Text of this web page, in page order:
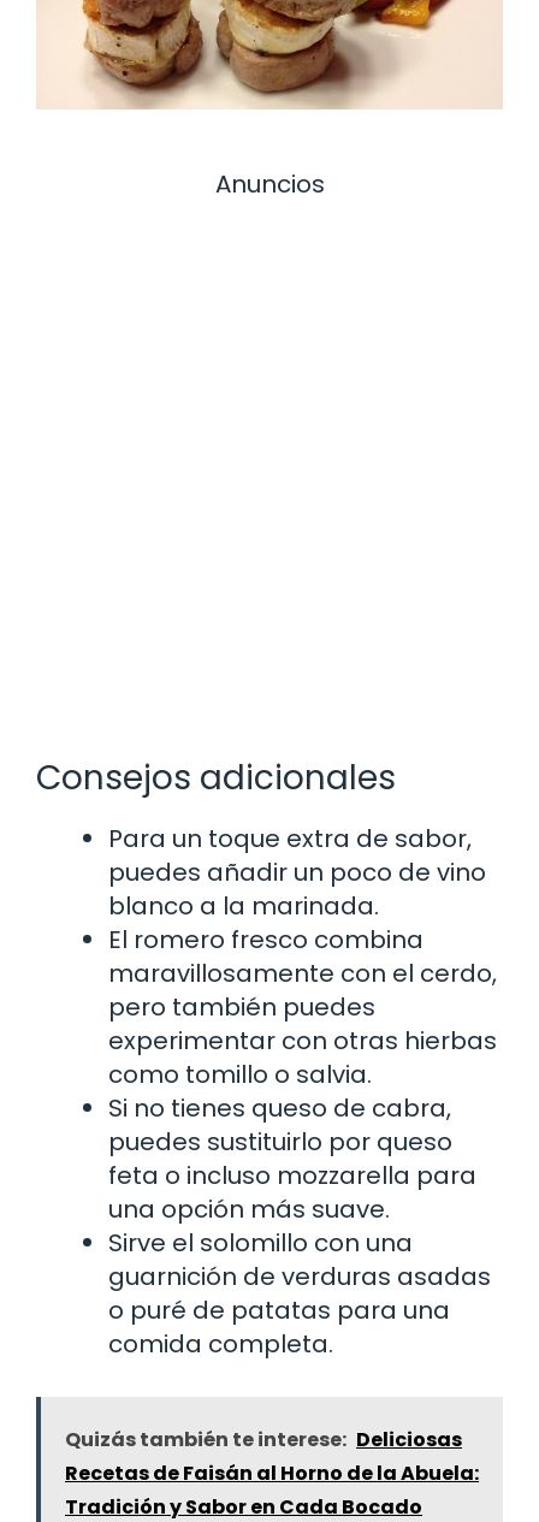
Anuncios
Consejos adicionales
Para un toque extra de sabor,
puedes añadir un poco de vino
blanco a la marinada.
El romero fresco combina
maravillosamente con el cerdo,
pero también puedes
experimentar con otras hierbas
como tomillo o salvia.
Si no tienes queso de cabra,
puedes sustituirlo por queso
feta o incluso mozzarella para
una opción más suave.
Sirve el solomillo con una
guarnición de verduras asadas
o puré de patatas para una
comida completa.
Quizás también te interese: Deliciosas
Recetas de Faisán al Horno de la Abuela:
Tradición y Sabor en Cada Bocado